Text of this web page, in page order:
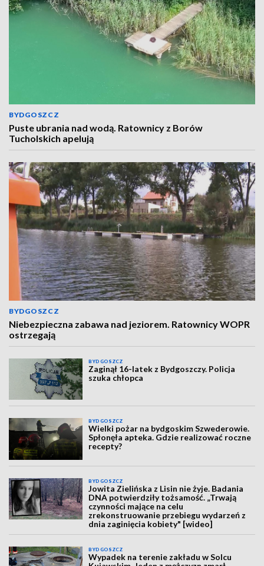
BYDGOSZCZ
Puste ubrania nad wodą. Ratownicy z Borów
Tucholskich apelują
BYDGOSZCZ
Niebezpieczna zabawa nad jeziorem. Ratownicy WOPR
ostrzegają
BYDGOSZCZ
Zaginął 16-latek z Bydgoszczy. Policja
szuka chłopca
BYDGOSZCZ
Wielki pożar na bydgoskim Szwederowie.
Spłonęła apteka. Gdzie realizować roczne
recepty?
BYDGOSZCZ
Jowita Zielińska z Lisin nie żyje. Badania
DNA potwierdziły tożsamość. „Trwają
czynności mające na celu
zrekonstruowanie przebiegu wydarzeń z
dnia zaginięcia kobiety" [wideo]
BYDGOSZCZ
Wypadek na terenie zakładu w Solcu